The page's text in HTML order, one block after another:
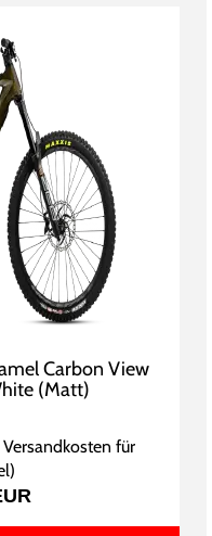
Carbon View
(Matt)
Versandkosten für
)